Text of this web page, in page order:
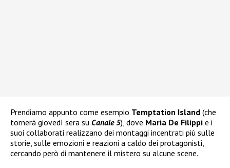
Prendiamo appunto come esempio Temptation Island (che
tornerà giovedì sera su Canale 5), dove Maria De Filippi e i
suoi collaborati realizzano dei montaggi incentrati più sulle
storie, sulle emozioni e reazioni a caldo dei protagonisti,
cercando però di mantenere il mistero su alcune scene.